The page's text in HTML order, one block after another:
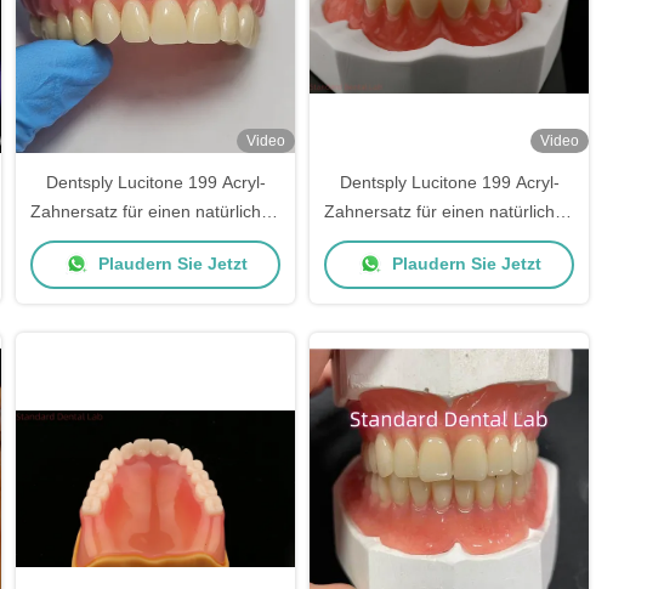
Video
Dentsply Lucitone 199 Acryl-
Zahnersatz für einen natürlichen
Aussehen
Plaudern Sie Jetzt
Video
Dentsply Lucitone 199 Acryl-
Zahnersatz für einen natürlichen
Aussehen
Plaudern Sie Jetzt